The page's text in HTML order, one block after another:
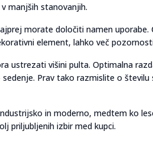
manjših stanovanjih.
morate določiti namen
element, lahko več
ustrezati višini pulta. Optimalna
Prav tako razmislite o številu
in moderno, medtem ko
priljubljenih izbir med kupci.